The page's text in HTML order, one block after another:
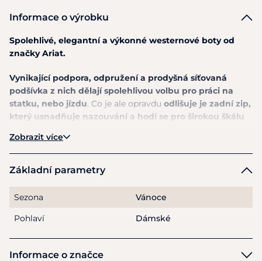
Informace o výrobku
Spolehlivé, elegantní a výkonné westernové boty od
značky Ariat.
Vynikající podpora, odpružení a prodyšná síťovaná
podšívka z nich dělají spolehlivou volbu pro práci na
statku, nebo jízdu. Co je ale opravdu odlišuje je zadní zip,
který usnadňuje nazouvání a hodí se pro širokou škálu
zbarvením a poutavým pětiřadým vzorem stehů.
Výška boty je 11” a podpatku 1,375".
Disponují vyjímatelnou All day cushion vložkou.
Zobrazit více
Základní parametry
Sezona
Vánoce
Pohlaví
Dámské
Informace o značce